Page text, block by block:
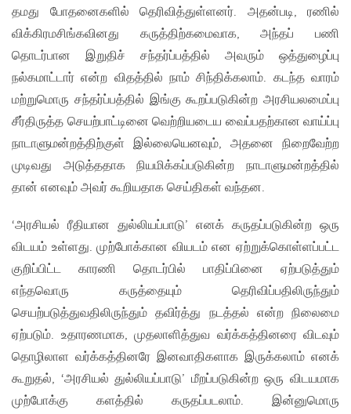
தமது போதனைகளில் தெரிவித்துள்ளனர். அதன்படி, ரணில்
விக்கிரமசிங்கவினது கருத்திற்கமைவாக, அந்தப் பணி
தொடர்பான இறுதிச் சந்தர்ப்பத்தில் அவரும் ஒத்துழைப்பு
நல்கமாட்டார் என்ற விதத்தில் நாம் சிந்திக்கலாம். கடந்த வாரம்
மற்றுமொரு சந்தர்ப்பத்தில் இங்கு கூறப்படுகின்ற அரசியலமைப்பு
சீர்திருத்த செயற்பாட்டினை வெற்றியடைய வைப்பதற்கான வாய்ப்பு
நாடாளுமன்றத்திற்குள் இல்லையெனவும், அதனை நிறைவேற்ற
முடிவது அடுத்ததாக நியமிக்கப்படுகின்ற நாடாளுமன்றத்தில்
தான் எனவும் அவர் கூறியதாக செய்திகள் வந்தன.
‘அரசியல் ரீதியான துல்லியப்பாடு’ எனக் கருதப்படுகின்ற ஒரு
விடயம் உள்ளது. முற்போக்கான வியடம் என ஏற்றுக்கொள்ளப்பட்ட
குறிப்பிட்ட காரணி தொடர்பில் பாதிப்பினை ஏற்படுத்தும்
எந்தவொரு கருத்தையும் தெரிவிப்பதிலிருந்தும்
செயற்படுத்துவதிலிருந்தும் தவிர்த்து நடத்தல் என்ற நிலைமை
ஏற்படும். உதாரணமாக, முதலாளித்துவ வர்க்கத்தினரை விடவும்
தொழிலாள வர்க்கத்தினரே இனவாதிகளாக இருக்கலாம் எனக்
கூறுதல், ‘அரசியல் துல்லியப்பாடு’ மீறப்படுகின்ற ஒரு விடயமாக
முற்போக்கு களத்தில் கருதப்படலாம். இன்னுமொரு